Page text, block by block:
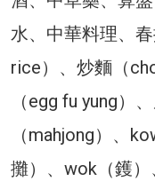
水、中華料理、
rice）、炒麵（
（egg fu yung）
（mahjong）、
攤）、wok（鑊）